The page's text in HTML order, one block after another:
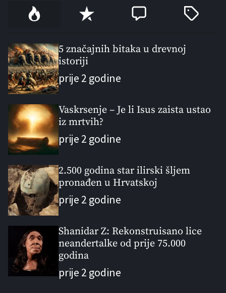
P
o
u
l
a
r
R
e
e
n
t
C
o
m
T
g
5 značajnih bitaka u drevnoj
istoriji
prije 2 godine
Vaskrsenje – Je li Isus zaista ustao
iz mrtvih?
prije 2 godine
2.500 godina star ilirski šljem
pronađen u Hrvatskoj
prije 2 godine
Shanidar Z: Rekonstruisano lice
neandertalke od prije 75.000
godina
prije 2 godine